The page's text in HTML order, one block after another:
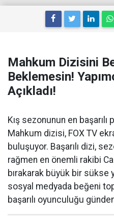
Mahkum Dizisini
Beklemesin!
Açıkladı!
Kış sezonunun en
Mahkum dizisi, FOX TV
buluşuyor. Başarılı dizi,
rağmen en önemli rakibi
bırakarak büyük bir sükse
sosyal medyada beğeni
başarılı oyunculuğu